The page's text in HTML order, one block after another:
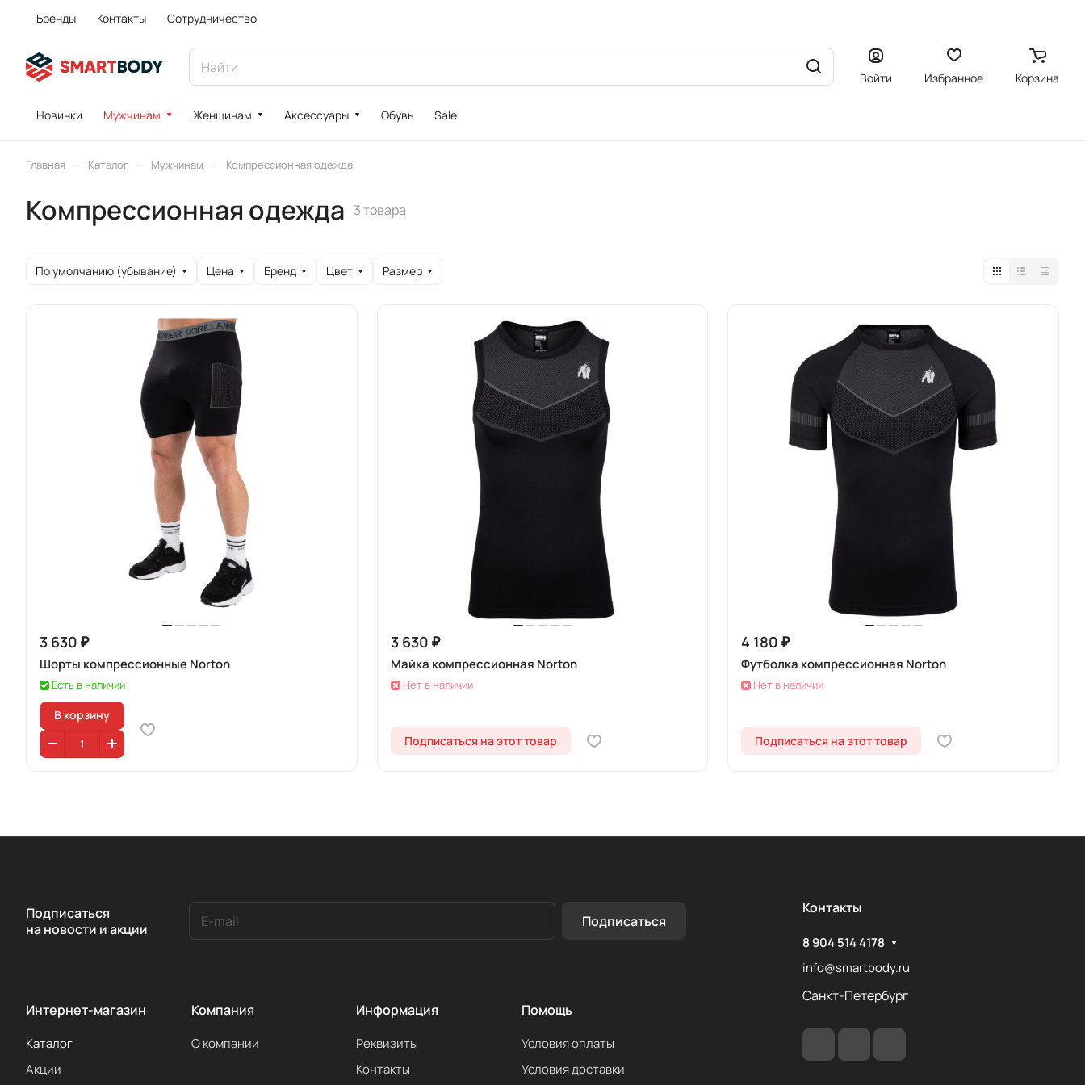
Бренды Контакты Сотрудничество
Войти Избранное Корзина
Новинки Мужчинам Женщинам Аксессуары Обувь Sale
Главная Каталог Мужчинам Компрессионная одежда
Компрессионная одежда 3 товара
По умолчанию (убывание) Цена Бренд Цвет Размер
3 630 ₽
Шорты компрессионные Norton
Есть в наличии
В корзину
3 630 ₽
Майка компрессионная Norton
Нет в наличии
Подписаться на этот товар
4 180 ₽
Футболка компрессионная Norton
Нет в наличии
Подписаться на этот товар
Подписаться
на новости и акции
Подписаться
Интернет-магазин
Каталог
Акции
Компания
О компании
Информация
Реквизиты
Контакты
Помощь
Условия оплаты
Условия доставки
Контакты
8 904 514 4178
info@smartbody.ru
Санкт-Петербург